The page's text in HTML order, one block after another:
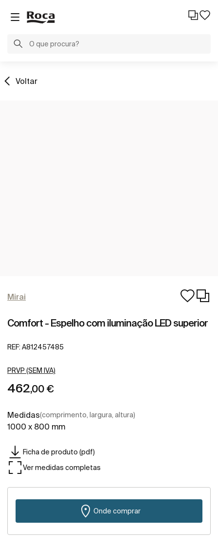
Voltar
Mirai
Comfort - Espelho com iluminação LED superior
REF: A812457485
PRVP (SEM IVA)
462,00 €
Medidas(comprimento, largura, altura)
1000 x 800 mm
Ficha de produto (pdf)
Ver medidas completas
Onde comprar